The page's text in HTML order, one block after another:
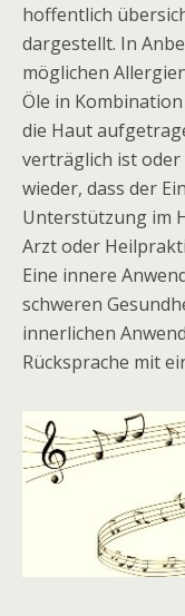
hoffentlich
dargestellt. In
möglichen
Öle in
die Haut
verträglich ist oder
wieder, dass der
Unterstützung im
Arzt oder
Eine innere
schweren
innerlichen
Rücksprache mit